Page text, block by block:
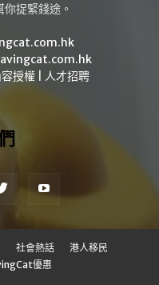
捉緊錢途。
授權 人才招聘
社會熱話
港人移民
優惠